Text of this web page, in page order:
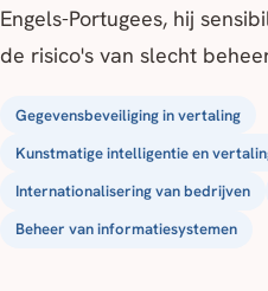
Engels-Portugees, hij
de risico's van slecht
Gegevensbeveiliging in vertaling
Kunstmatige intelligentie en
Internationalisering van bedrijven
Beheer van informatiesystemen